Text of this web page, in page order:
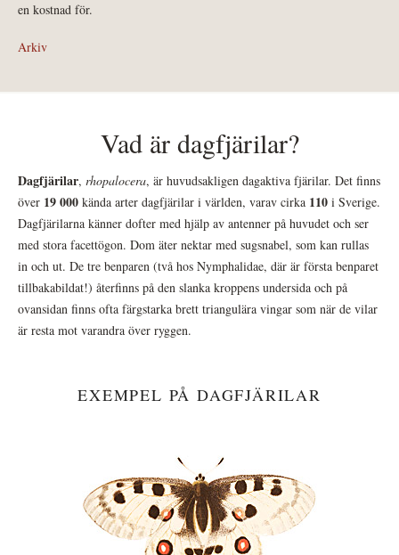
en kostnad för.
Arkiv
Vad är dagfjärilar?
Dagfjärilar, rhopalocera, är huvudsakligen dagaktiva fjärilar. Det finns
över 19 000 kända arter dagfjärilar i världen, varav cirka 110 i Sverige.
Dagfjärilarna känner dofter med hjälp av antenner på huvudet och ser
med stora facettögon. Dom äter nektar med sugsnabel, som kan rullas
in och ut. De tre benparen (två hos Nymphalidae, där är första benparet
tillbakabildat!) återfinns på den slanka kroppens undersida och på
ovansidan finns ofta färgstarka brett triangulära vingar som när de vilar
är resta mot varandra över ryggen.
EXEMPEL PÅ DAGFJÄRILAR